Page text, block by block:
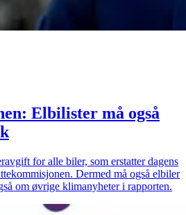
Elbilister må også
for alle biler, som erstatter dagens
Dermed må også elbiler
om øvrige klimanyheter i rapporten.